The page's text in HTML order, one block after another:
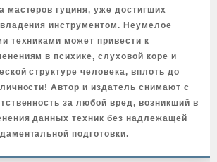
мастеров гуциня, уже достигших
инструментом. Неумелое
техниками может привести к
в психике, слуховой коре и
структуре человека, вплоть до
Автор и издатель снимают с
за любой вред, возникший в
данных техник без надлежащей
подготовки.